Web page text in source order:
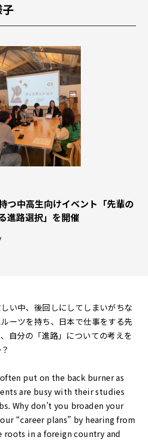
つ中高生向けイベント「先輩の
進路選択」を開催
い中、後回しにしてしまいがちな
ルーツを持ち、日本で仕事をする先
自分の「進路」についての考えを
put on the back burner as
are busy with their studies
Why don’t you broaden your
“career plans” by hearing from
roots in a foreign country and